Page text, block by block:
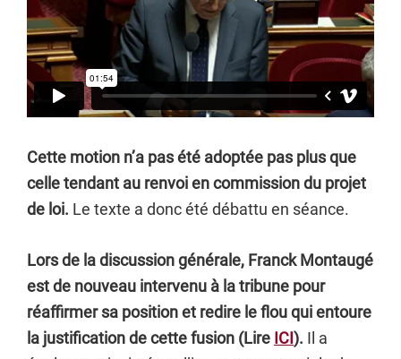
Cette motion n’a pas été adoptée pas plus que
celle tendant au renvoi en commission du projet
de loi. Le texte a donc été débattu en séance.
Lors de la discussion générale, Franck Montaugé
est de nouveau intervenu à la tribune pour
réaffirmer sa position et redire le flou qui entoure
la justification de cette fusion (Lire ICI). Il a